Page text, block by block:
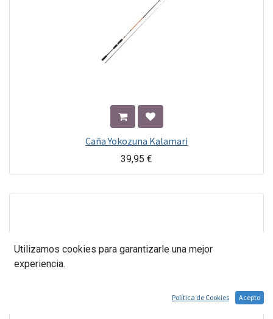
Caña Yokozuna Kalamari
39,95 €
Utilizamos cookies para garantizarle una mejor
experiencia.
Política de Cookies Acepto